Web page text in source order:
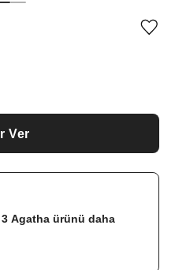
Ver
Agatha ürünü daha